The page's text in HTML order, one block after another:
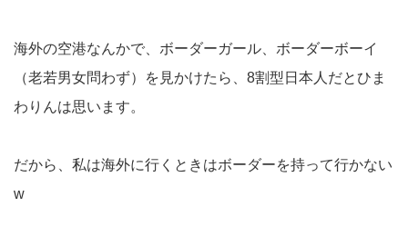
海外の空港なんかで、ボーダーガール、ボーダーボーイ
（老若男女問わず）を見かけたら、8割型日本人だとひま
わりんは思います。
だから、私は海外に行くときはボーダーを持って行かない
w